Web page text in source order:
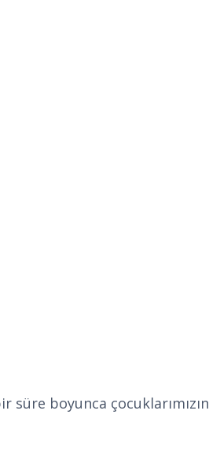
boyunca çocuklarımızın